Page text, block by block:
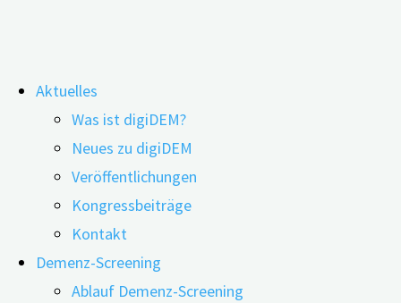
Inhalt
springen
Aktuelles
Was ist digiDEM?
Neues zu digiDEM
Veröffentlichungen
Kongressbeiträge
Kontakt
Demenz-Screening
Ablauf Demenz-Screening
Wie Depression und Demenz
zusammenhängen